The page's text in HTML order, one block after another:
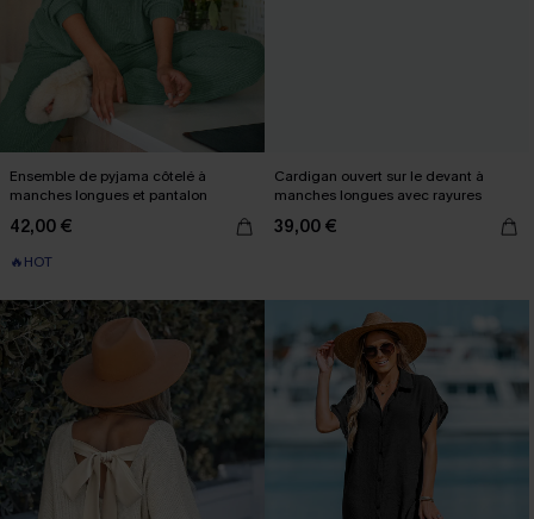
Ensemble de pyjama côtelé à
manches longues et pantalon
42,00 €
🔥HOT
Cardigan ouvert sur le devant à
manches longues avec rayures
39,00 €